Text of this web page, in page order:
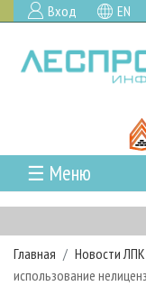
Вход EN
☰ Меню
ГЛАВНАЯ
РУБРИКИ И ТЕМЫ
РУБРИКИ ЖУРНАЛА
НОВОСТИ
Главная Новости ЛПК
использование